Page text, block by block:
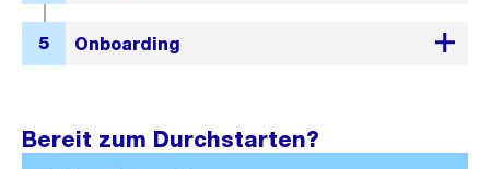
Bereit zum Durchstarten?